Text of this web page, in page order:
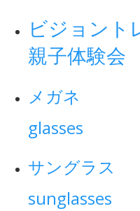
ビジョント
親子体験会
メガネ
glasses
サングラス
sunglasses